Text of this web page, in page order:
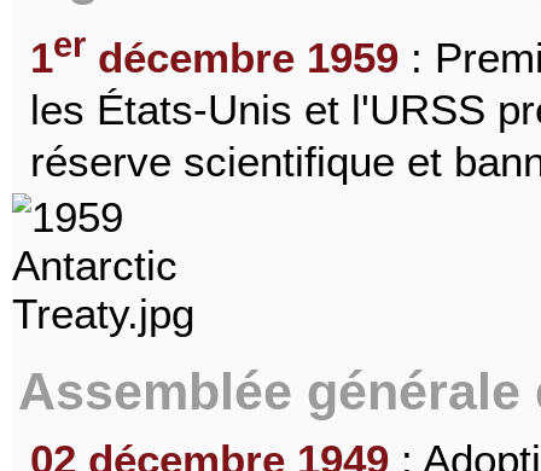
1er décembre 1959 :
les États-Unis et l'URSS
réserve scientifique et
Assemblée
02 décembre 1949 :